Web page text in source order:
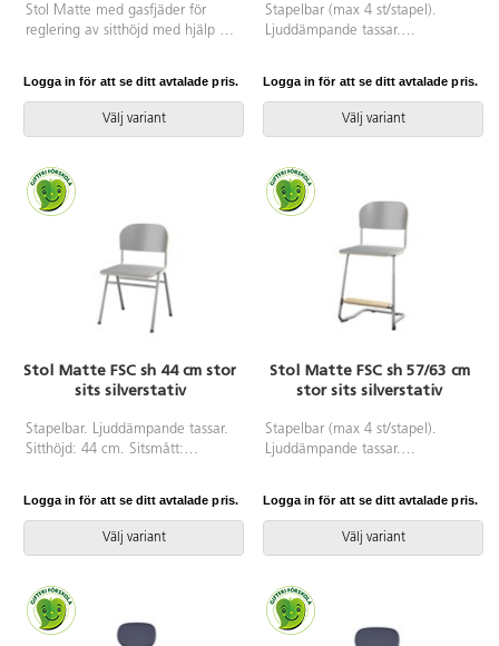
Stol Matte med gasfjäder för
reglering av sitthöjd med hjälp av
och rygg i pulverlackerat stål,
silver. Kryss i aluminium med
Logga in för att se ditt avtalade pris.
Välj variant
Stapelbar (max 4 st/stapel).
Ljuddämpande tassar.
lägen. Sitthöjd: 63 cm. Sitsmått:
B42xD39 cm. Totaldjupet på
stativet är 54 cm. Vikt 7,4 kg.
Silverlackerat stativ RAL 9006.
Logga in för att se ditt avtalade pris.
Välj variant
Stol Matte FSC sh 44 cm stor
sits silverstativ
Stapelbar. Ljuddämpande tassar.
Sitthöjd: 44 cm. Sitsmått:
Silverlackerat stativ, RAL 9006.
Logga in för att se ditt avtalade pris.
Välj variant
Stol Matte FSC sh 57/63 cm
stor sits silverstativ
Stapelbar (max 4 st/stapel).
Ljuddämpande tassar.
lägen. Sitthöjd: ställbar till 57, 60
eller 63 cm. Sitsmått: B42xD39
cm. Totaldjupet på stativet är 54
högtryckslaminat. Silverlackerat
stativ, RAL 9006.
Logga in för att se ditt avtalade pris.
Välj variant